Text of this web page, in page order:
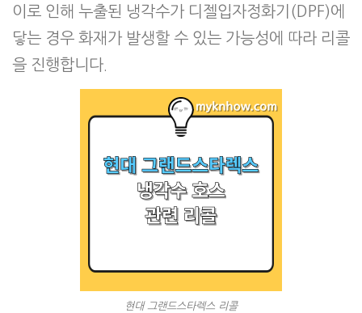
이로 인해 누출된 냉각수가 디젤입자정화기(DPF)에
닿는 경우 화재가 발생할 수 있는 가능성에 따라 리콜
을 진행합니다.
현대 그랜드스타렉스 리콜